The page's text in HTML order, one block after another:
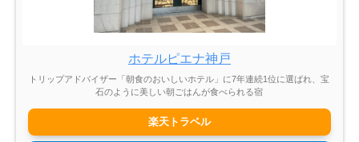
ホテルピエナ神戸
トリップアドバイザー「朝食のおいしいホテル」に7年連続1位に選ばれ、宝
石のように美しい朝ごはんが食べられる宿
楽天トラベル